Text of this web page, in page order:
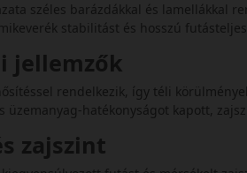
széles barázdákkal és lamellákkal
stabilitást és hosszú
jellemzők
rendelkezik, így téli
üzemanyag-hatékonyságot kapott,
zajszint